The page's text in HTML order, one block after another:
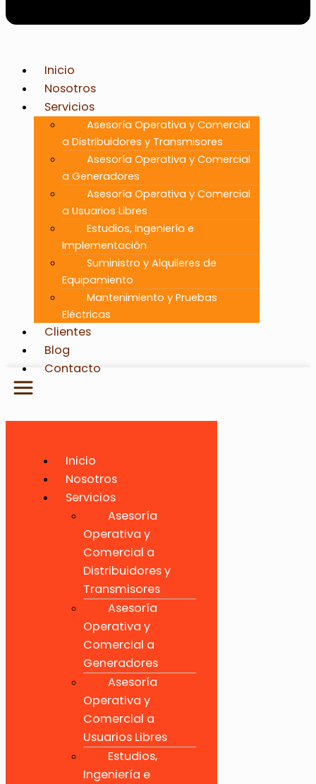
Inicio
Nosotros
Servicios
Asesoría Operativa y Comercial
a Distribuidores y Transmisores
Asesoría Operativa y Comercial
a Generadores
Asesoría Operativa y Comercial
a Usuarios Libres
Estudios, Ingeniería e
Implementación
Suministro y Alquileres de
Equipamiento
Mantenimiento y Pruebas
Eléctricas
Clientes
Blog
Contacto
Inicio
Nosotros
Servicios
Asesoría
Operativa y
Comercial a
Distribuidores y
Transmisores
Asesoría
Operativa y
Comercial a
Generadores
Asesoría
Operativa y
Comercial a
Usuarios Libres
Estudios,
Ingeniería e